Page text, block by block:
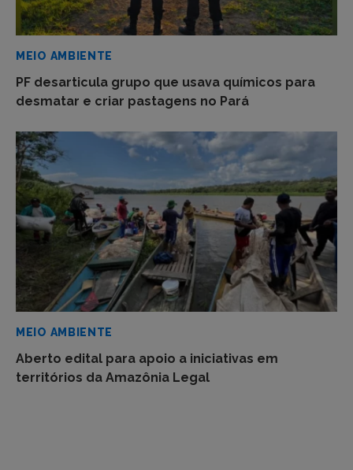
MEIO AMBIENTE
PF desarticula grupo que usava químicos para
desmatar e criar pastagens no Pará
MEIO AMBIENTE
Aberto edital para apoio a iniciativas em
territórios da Amazônia Legal